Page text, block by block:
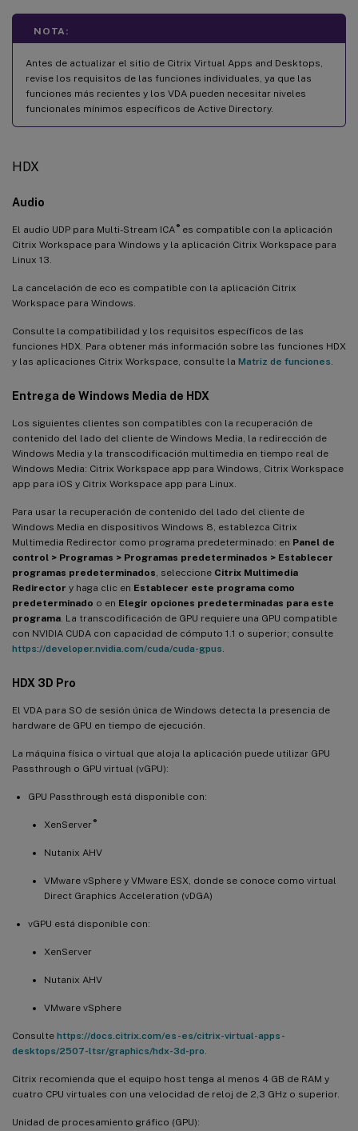
NOTA:
Antes de actualizar el sitio de Citrix Virtual Apps and Desktops,
revise los requisitos de las funciones individuales, ya que las
funciones más recientes y los VDA pueden necesitar niveles
funcionales mínimos específicos de Active Directory.
HDX
Audio
El audio UDP para Multi-Stream ICA ®es compatible con la aplicación
Citrix Workspace para Windows y la aplicación Citrix Workspace para
Linux 13.
La cancelación de eco es compatible con la aplicación Citrix
Workspace para Windows.
Consulte la compatibilidad y los requisitos específicos de las
funciones HDX. Para obtener más información sobre las funciones HDX
y las aplicaciones Citrix Workspace, consulte la Matriz de funciones
Entrega de Windows Media de HDX
Los siguientes clientes son compatibles con la recuperación de
contenido del lado del cliente de Windows Media, la redirección de
Windows Media y la transcodificación multimedia en tiempo real de
Windows Media: Citrix Workspace app para Windows, Citrix Workspace
app para iOS y Citrix Workspace app para Linux.
Para usar la recuperación de contenido del lado del cliente de
Windows Media en dispositivos Windows 8, establezca Citrix
Multimedia Redirector como programa predeterminado: en Panel de
control > Programas > Programas predeterminados > Establecer
programas predeterminados , seleccione Citrix Multimedia
Redirector y haga clic en Establecer este programa como
predeterminado o en Elegir opciones predeterminadas para este
programa . La transcodificación de GPU requiere una GPU compatible
con NVIDIA CUDA con capacidad de cómputo 1.1 o superior; consulte
https://developer.nvidia.com/cuda/cuda-gpus
HDX 3D Pro
El VDA para SO de sesión única de Windows detecta la presencia de
hardware de GPU en tiempo de ejecución.
La máquina física o virtual que aloja la aplicación puede utilizar GPU
Passthrough o GPU virtual (vGPU):
GPU Passthrough está disponible con:
XenServer ®
Nutanix AHV
VMware vSphere y VMware ESX, donde se conoce como virtual
Direct Graphics Acceleration (vDGA)
vGPU está disponible con:
XenServer
Nutanix AHV
VMware vSphere
Consulte https://docs.citrix.com/es-es/citrix-virtual-apps-
desktops/2507-ltsr/graphics/hdx-3d-pro
Citrix recomienda que el equipo host tenga al menos 4 GB de RAM y
cuatro CPU virtuales con una velocidad de reloj de 2,3 GHz o superior.
Unidad de procesamiento gráfico (GPU):